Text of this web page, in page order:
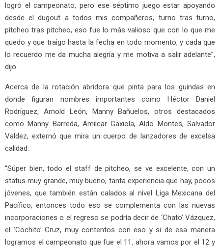
logró el campeonato, pero ese séptimo juego estar apoyando
desde el dugout a todos mis compañeros, turno tras turno,
pitcheo tras pitcheo, eso fue lo más valioso que con lo que me
quedo y que traigo hasta la fecha en todo momento, y cada que
lo recuerdo me da mucha alegría y me motiva a salir adelante”,
dijo.
Acerca de la rotación abridora que pinta para los guindas en
donde figuran nombres importantes como Héctor Daniel
Rodríguez, Arnold León, Manny Bañuelos, otros destacados
como Manny Barreda, Amilcar Gaxiola, Aldo Montes, Salvador
Valdez, externó que mira un cuerpo de lanzadores de excelsa
calidad.
“Súper bien, todo el staff de pitcheo, se ve excelente, con un
status muy grande, muy bueno, tanta experiencia que hay, pocos
jóvenes, que también están calados al nivel Liga Mexicana del
Pacífico, entonces todo eso se complementa con las nuevas
incorporaciones o el regreso se podría decir de ‘Chato’ Vázquez,
el ‘Cochito’ Cruz, muy contentos con eso y si de esa manera
logramos el campeonato que fue el 11, ahora vamos por el 12 y